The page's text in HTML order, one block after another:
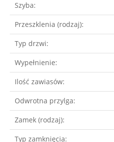
Szyba:
Przeszklenia (rodzaj):
Typ drzwi:
Wypełnienie:
Ilość zawiasów:
Odwrotna przylga:
Zamek (rodzaj):
Typ zamknięcia: